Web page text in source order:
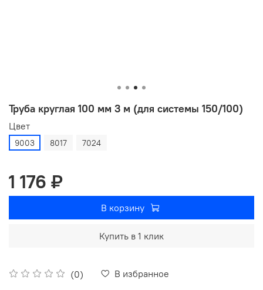
Труба круглая 100 мм 3 м (для системы 150/100)
(0) В избранное
Цвет
9003 8017 7024
1 176 ₽
В корзину
Купить в 1 клик